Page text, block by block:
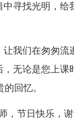
寻找光明，
我们在匆匆
无论是您上课
回忆。
，节日快乐，